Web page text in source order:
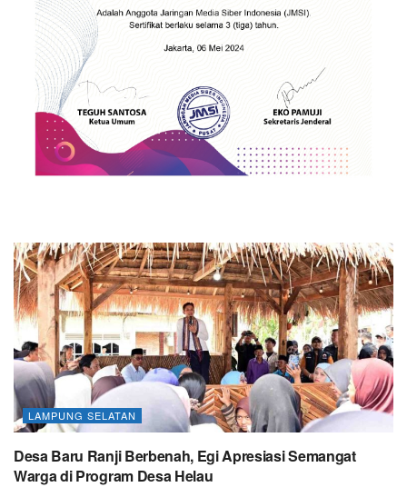
LAMPUNG SELATAN
Desa Baru Ranji Berbenah, Egi Apresiasi Semangat
Warga di Program Desa Helau